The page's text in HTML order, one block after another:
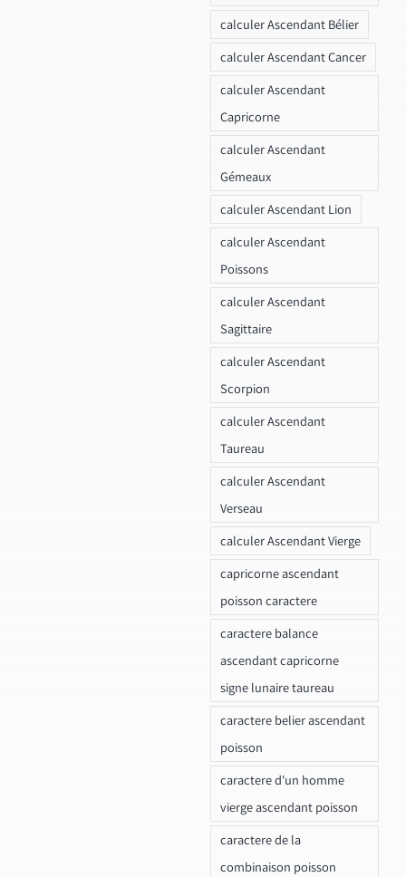
calculer Ascendant Bélier
calculer Ascendant Cancer
calculer Ascendant
Capricorne
calculer Ascendant
Gémeaux
calculer Ascendant Lion
calculer Ascendant
Poissons
calculer Ascendant
Sagittaire
calculer Ascendant
Scorpion
calculer Ascendant
Taureau
calculer Ascendant
Verseau
calculer Ascendant Vierge
capricorne ascendant
poisson caractere
caractere balance
ascendant capricorne
signe lunaire taureau
caractere belier ascendant
poisson
caractere d'un homme
vierge ascendant poisson
caractere de la
combinaison poisson